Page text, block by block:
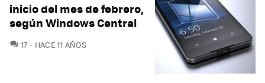
inicio del mes de febrero,
según Windows Central
17COMENTARIOS
HACE 11 AÑOS